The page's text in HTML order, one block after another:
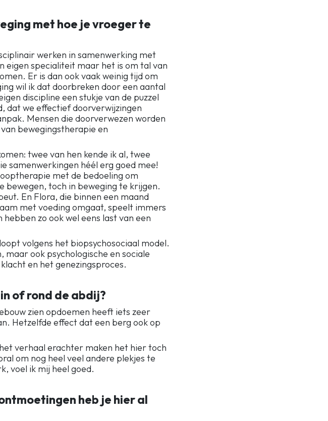
met hoe je vroeger te
werken in samenwerking met
eigen specialiteit maar het is om tal van
Er is dan ook vaak weinig tijd om
wil ik dat doorbreken door een aantal
discipline een stukje van de puzzel
dat we effectief doorverwijzingen
Mensen die doorverwezen worden
bewegingstherapie en
twee van hen kende ik al, twee
samenwerkingen héél erg goed mee!
met de bedoeling om
bewegen, toch in beweging te krijgen.
En Flora, die binnen een maand
met voeding omgaat, speelt immers
zo ook wel eens last van een
volgens het biopsychosociaal model.
ook psychologische en sociale
en het genezingsproces.
of rond de abdij?
zien opdoemen heeft iets zeer
Hetzelfde effect dat een berg ook op
verhaal erachter maken het hier toch
om nog heel veel andere plekjes te
voel ik mij heel goed.
heb je hier al